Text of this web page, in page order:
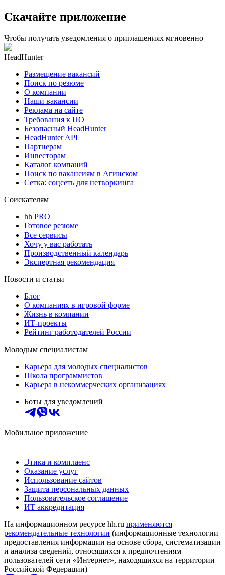
Скачайте приложение
Чтобы получать уведомления о приглашениях мгновенно
HeadHunter
Размещение вакансий
Поиск по резюме
О компании
Наши вакансии
Реклама на сайте
Требования к ПО
Безопасный HeadHunter
HeadHunter API
Партнерам
Инвесторам
Каталог компаний
Поиск по вакансиям в Агинском
Сетка: соцсеть для нетворкинга
Соискателям
hh PRO
Готовое резюме
Все сервисы
Хочу у вас работать
Производственный календарь
Экспертная рекомендация
Новости и статьи
Блог
О компаниях в игровой форме
Жизнь в компании
ИТ-проекты
Рейтинг работодателей России
Молодым специалистам
Карьера для молодых специалистов
Школа программистов
Карьера в некоммерческих организациях
Боты для уведомлений
Мобильное приложение
Этика и комплаенс
Оказание услуг
Использование сайтов
Защита персональных данных
Пользовательское соглашение
ИТ аккредитация
На информационном ресурсе hh.ru применяются
рекомендательные технологии (информационные технологии
предоставления информации на основе сбора, систематизации
и анализа сведений, относящихся к предпочтениям
пользователей сети «Интернет», находящихся на территории
Российской Федерации)